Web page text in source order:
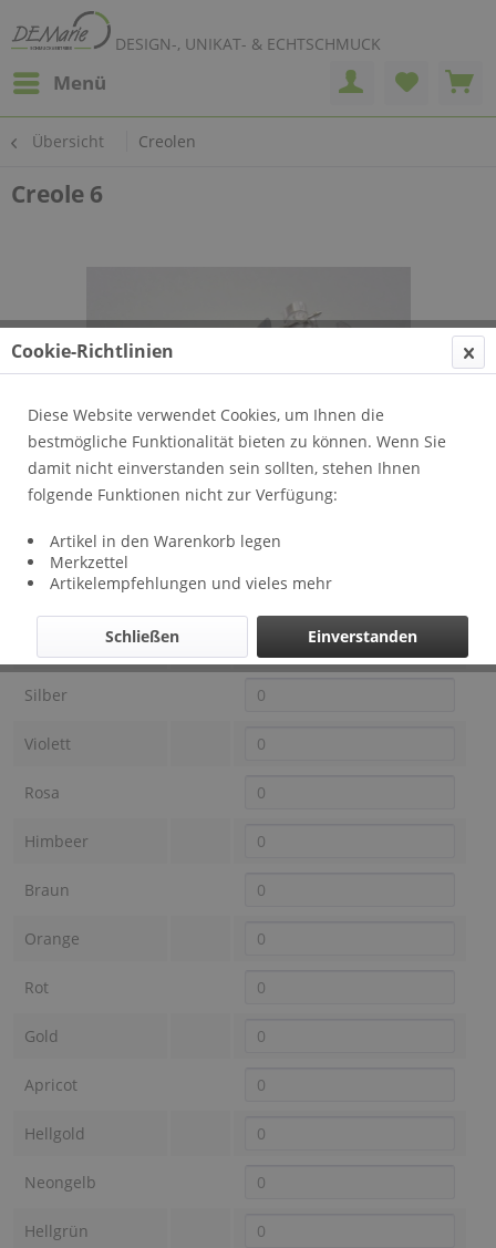
DESIGN-, UNIKAT- & ECHTSCHMUCK
Menü
Übersicht Creolen
Creole 6
Farbe OTRACOSA
Silber
Violett
Rosa
Himbeer
Braun
Orange
Rot
Gold
Apricot
Hellgold
Neongelb
Hellgrün
Cookie-Richtlinien
Diese Website verwendet Cookies, um Ihnen die
bestmögliche Funktionalität bieten zu können. Wenn Sie
damit nicht einverstanden sein sollten, stehen Ihnen
folgende Funktionen nicht zur Verfügung:
Artikel in den Warenkorb legen
Merkzettel
Artikelempfehlungen und vieles mehr
Einverstanden
Schließen